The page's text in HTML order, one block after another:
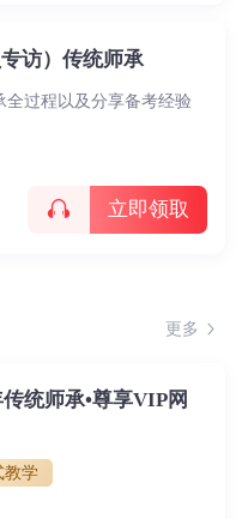
专访）传统师承
全过程以及分享备考经验
立即领取
更多
统师承•尊享VIP网
教学